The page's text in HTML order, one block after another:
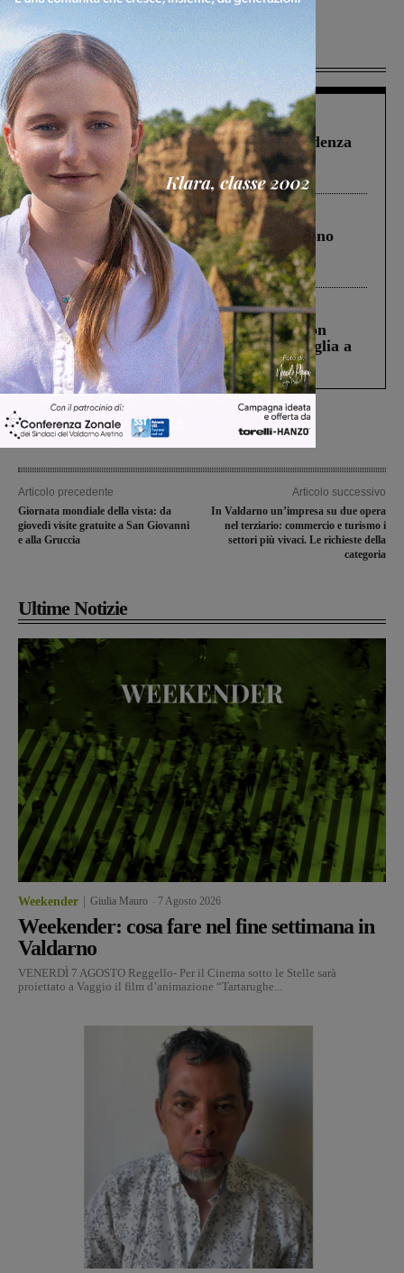
Più lette
Figline Incisa Valdarno 1 Agosto 2026
Piscina di Figline finanziata oltre la scadenza
Pnrr, il gruppo di Fratelli d’Italia: “Un
ringraziamento al Governo”
Cronaca 4 Agosto 2026
Un anno fa la strage in A1 in cui morirono
Gianni, Giulia e Franco. Lo schianto, il
processo, lo stop ai sorpassi fra tir....
Cronaca 3 Agosto 2026
Scomparso da una struttura di Castiglion
Fiorentino l’uomo che aveva ucciso la figlia a
Levane nel 2020
Articolo precedente
Giornata mondiale della vista: da
giovedì visite gratuite a San Giovanni
e alla Gruccia
Articolo successivo
In Valdarno un’impresa su due opera
nel terziario: commercio e turismo i
settori più vivaci. Le richieste della
categoria
Ultime Notizie
Weekender Giulia Mauro 7 Agosto 2026
Weekender: cosa fare nel fine settimana in
Valdarno
VENERDÌ 7 AGOSTO Reggello- Per il Cinema sotto le Stelle sarà
proiettato a Vaggio il film d’animazione “Tartarughe...